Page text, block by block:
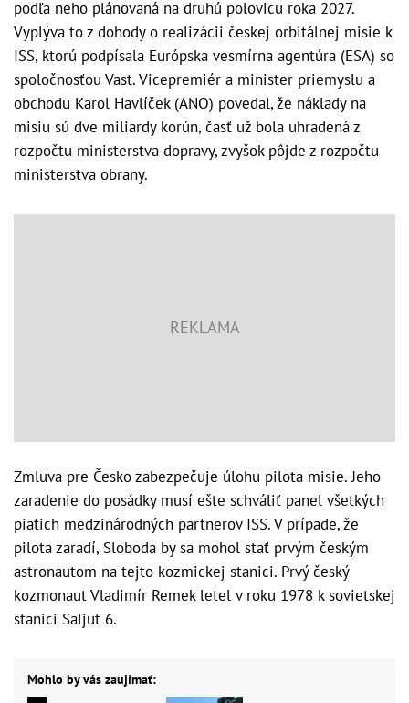
podľa neho plánovaná na druhú polovicu roka 2027.
Vyplýva to z dohody o realizácii českej orbitálnej misie k
ISS, ktorú podpísala Európska vesmírna agentúra (ESA) so
spoločnosťou Vast. Vicepremiér a minister priemyslu a
obchodu Karol Havlíček (ANO) povedal, že náklady na
misiu sú dve miliardy korún, časť už bola uhradená z
rozpočtu ministerstva dopravy, zvyšok pôjde z rozpočtu
ministerstva obrany.
Zmluva pre Česko zabezpečuje úlohu pilota misie. Jeho
zaradenie do posádky musí ešte schváliť panel všetkých
piatich medzinárodných partnerov ISS. V prípade, že
pilota zaradí, Sloboda by sa mohol stať prvým českým
astronautom na tejto kozmickej stanici. Prvý český
kozmonaut Vladimír Remek letel v roku 1978 k sovietskej
stanici Saljut 6.
Mohlo by vás zaujímať: